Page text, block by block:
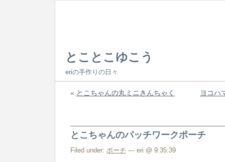
とことこゆこう
eriの手作りの日々
« とこちゃんの丸ミニきんちゃく ヨコハ
とこちゃんのパッチワークポーチ
Filed under: ポーチ — eri @ 9:35:39